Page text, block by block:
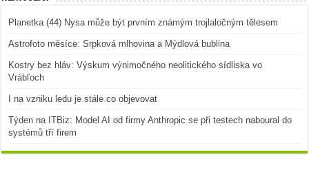
Planetka (44) Nysa může být prvním známým trojlaločným tělesem
Astrofoto měsíce: Srpková mlhovina a Mýdlová bublina
Kostry bez hláv: Výskum výnimočného neolitického sídliska vo
Vrábľoch
I na vzniku ledu je stále co objevovat
Týden na ITBiz: Model AI od firmy Anthropic se při testech naboural do
systémů tří firem